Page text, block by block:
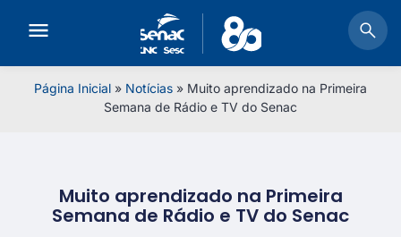
Página Inicial » Notícias » Muito aprendizado na Primeira
Semana de Rádio e TV do Senac
Muito aprendizado na Primeira
Semana de Rádio e TV do Senac